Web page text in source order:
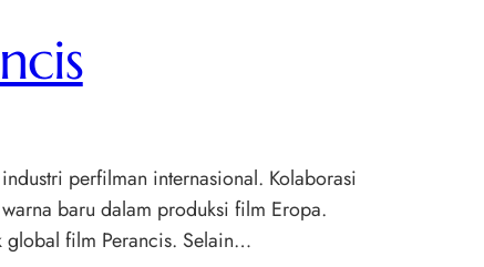
perfilman internasional. Kolaborasi
baru dalam produksi film Eropa.
global film Perancis. Selain…